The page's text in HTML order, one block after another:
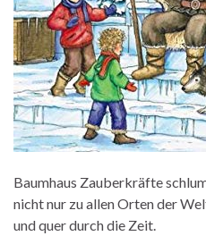
Baumhaus Zauberkräfte
nicht nur zu allen Orten der
und quer durch die Zeit.